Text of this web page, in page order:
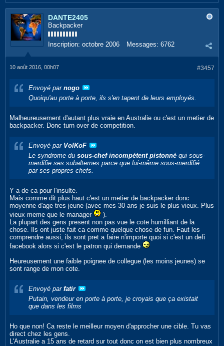
DANTE2405
Backpacker
Inscription: octobre 2006 Messages: 6762
#3457
10 août 2016, 00h07
Envoyé par nogo
Quoiqu'au porte à porte, ils s'en tapent de leurs employés.
Malheureusement d'autant plus vraie en Australie ou c'est un metier de
backpacker. Donc turn over de competition.
Envoyé par VolKoF
Le syndrome du sous-chef incompétent pistonné qui sous-
merdifie ses subalternes parce que lui-même sous-merdifié
par ses propres chefs.
Y a de ca pour l'insulte.
Mais comme dit plus haut c'est un metier de backpacker donc
moyenne d'age tres jeune (avec mes 30 ans je suis le plus vieux. Plus
vieux meme que le manager
).
La plupart des gens present non pas vue le cote humilliant de la
chose. Ils ont juste fait ca comme quelque chose de fun. Faut les
comprendre aussi, ils sont pret a faire n'importe quoi si c'est un defi
facebook alors si c'est le patron qui demande
Heureusement une faible poignee de collegue (les moins jeunes) se
sont range de mon cote.
Envoyé par fatir
Putain, vendeur en porte à porte, je croyais que ça existait
que dans les films
Ho que non! Ca reste le meilleur moyen d'approcher une cible. Tu vas
direct chez les gens.
L'Australie a 15 ans de retard sur tout donc on est bien plus nombreux